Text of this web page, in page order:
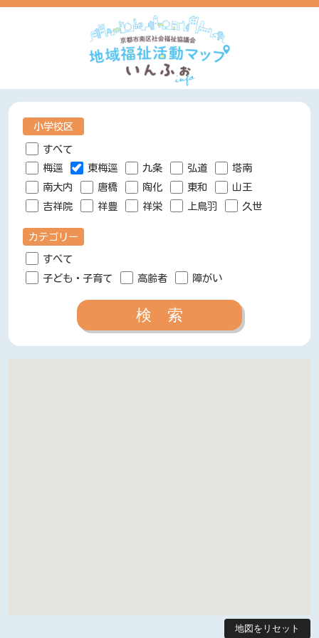
小学校区
すべて
梅逕
東梅逕 九条 弘道
塔南
南大内
唐橋 陶化 東和
山王
吉祥院
祥豊 祥栄 上鳥羽 久世
カテゴリー
すべて
子ども・子育て
高齢者 障がい
地図をリセット